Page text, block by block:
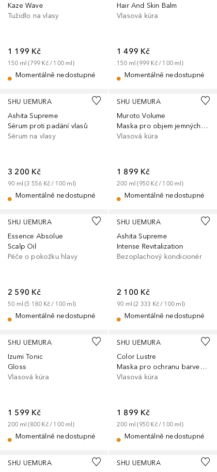
Kaze Wave
Tužidlo na vlasy
1 199 Kč
150 ml (799 Kč / 100 ml)
Momentálně nedostupné
Hair And Skin Balm
Vlasová kúra
1 499 Kč
150 ml (999 Kč / 100 ml)
Momentálně nedostupné
SHU UEMURA
Ashita Supreme
Sérum proti padání vlasů
Sérum na vlasy
3 200 Kč
90 ml (3 556 Kč / 100 ml)
Momentálně nedostupné
SHU UEMURA
Muroto Volume
Maska pro objem jemných vlasů
Vlasová kúra
1 899 Kč
200 ml (950 Kč / 100 ml)
Momentálně nedostupné
SHU UEMURA
Essence Absolue
Scalp Oil
Péče o pokožku hlavy
2 590 Kč
50 ml (5 180 Kč / 100 ml)
Momentálně nedostupné
SHU UEMURA
Ashita Supreme
Intense Revitalization
Bezoplachový kondicionér
2 100 Kč
90 ml (2 333 Kč / 100 ml)
Momentálně nedostupné
SHU UEMURA
Izumi Tonic
Gloss
Vlasová kúra
1 599 Kč
200 ml (800 Kč / 100 ml)
Momentálně nedostupné
SHU UEMURA
Color Lustre
Maska pro ochranu barvených vlasů
Vlasová kúra
1 899 Kč
200 ml (950 Kč / 100 ml)
Momentálně nedostupné
SHU UEMURA
SHU UEMURA